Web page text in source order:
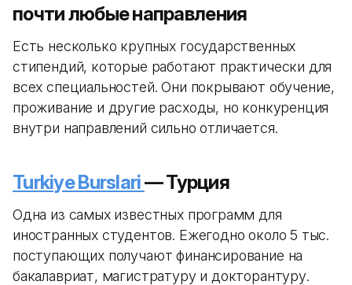
почти любые направления
Есть несколько крупных государственных
стипендий, которые работают практически для
всех специальностей. Они покрывают обучение,
проживание и другие расходы, но конкуренция
внутри направлений сильно отличается.
Turkiye Burslari— Турция
Одна из самых известных программ для
иностранных студентов. Ежегодно около 5 тыс.
поступающих получают финансирование на
бакалавриат, магистратуру и докторантуру.